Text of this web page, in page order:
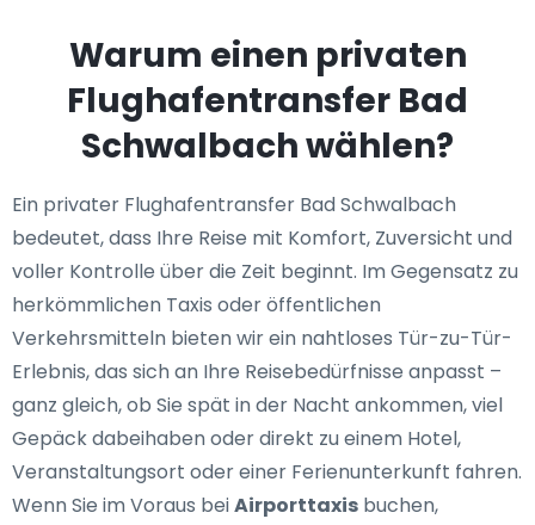
Warum einen privaten
Flughafentransfer Bad
Schwalbach wählen?
Ein privater Flughafentransfer Bad Schwalbach
bedeutet, dass Ihre Reise mit Komfort, Zuversicht und
voller Kontrolle über die Zeit beginnt. Im Gegensatz zu
herkömmlichen Taxis oder öffentlichen
Verkehrsmitteln bieten wir ein nahtloses Tür-zu-Tür-
Erlebnis, das sich an Ihre Reisebedürfnisse anpasst –
ganz gleich, ob Sie spät in der Nacht ankommen, viel
Gepäck dabeihaben oder direkt zu einem Hotel,
Veranstaltungsort oder einer Ferienunterkunft fahren.
Wenn Sie im Voraus beiAirporttaxis buchen,